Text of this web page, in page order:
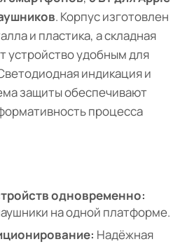
. Корпус изготовлен
и пластика, а складная
устройство удобным для
индикация и
защиты обеспечивают
процесса
одновременно:
на одной платформе.
Надёжная